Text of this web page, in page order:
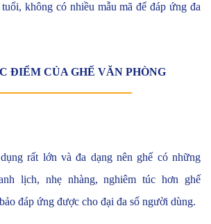
không có nhiều mẫu mã để đáp ứng đa
ĐIỂM CỦA GHẾ VĂN PHÒNG
rất lớn và đa dạng nên ghế có những
lịch, nhẹ nhàng, nghiêm túc hơn ghế
đáp ứng được cho đại đa số người dùng.